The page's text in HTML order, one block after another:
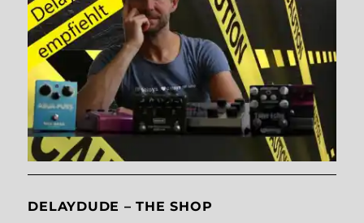
DELAYDUDE – THE SHOP